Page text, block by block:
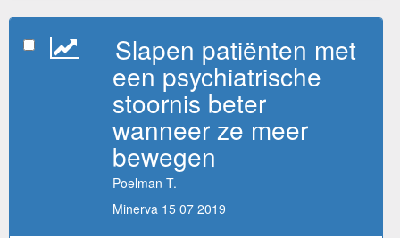
Slapen patiënten met
een psychiatrische
stoornis beter
wanneer ze meer
bewegen
Poelman T.
Minerva 15 07 2019